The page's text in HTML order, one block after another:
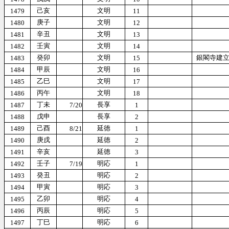
1479
己亥 文明
11
1480
庚子 文明
12
1481
辛丑 文明
13
1482
壬寅 文明
14
1483
癸卯 文明 15
銀閣寺建立
1484
甲辰 文明
16
1485
乙巳 文明
17
1486
丙午 文明
18
1487
丁未 7/20 長享
1
1488
戊申 長享
2
1489
己酉 8/21 延徳
1
1490
庚戌 延徳
2
1491
辛亥 延徳
3
1492
壬子 7/19 明応
1
1493
癸丑 明応
2
1494
甲寅 明応
3
1495
乙卯 明応
4
1496
丙辰 明応
5
1497
丁巳 明応 6